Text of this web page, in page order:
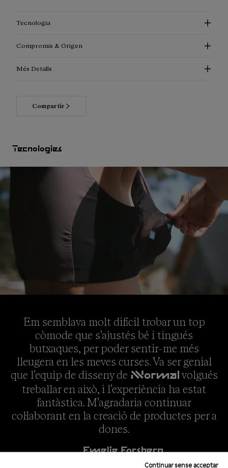
Continuar sense acceptar
Tecnologia
Compromis & Origen
Més Detalls
Compartir
Tecnologies
Em semblava molt difícil trobar un top
còmode que s'ajustés bé i tingués
butxaques, per poder sentir-me més
lleugera en les meves curses. Va ser genial
que l'equip de disseny de NNormal volgués
treballar en això, i l'experiència ha estat
fantàstica. M'agradaria continuar
col·laborant en la creació de productes per a
dones.
Emelie Forsberg